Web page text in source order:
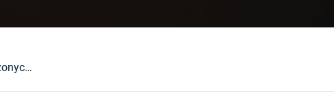
Wspomnienia, jubileusze, sylwetki uczonych, felietony naukowe, nowe wydawnictwa, kroniki i informacje, indeks autorski w "Wiadomościach Chemicznych"